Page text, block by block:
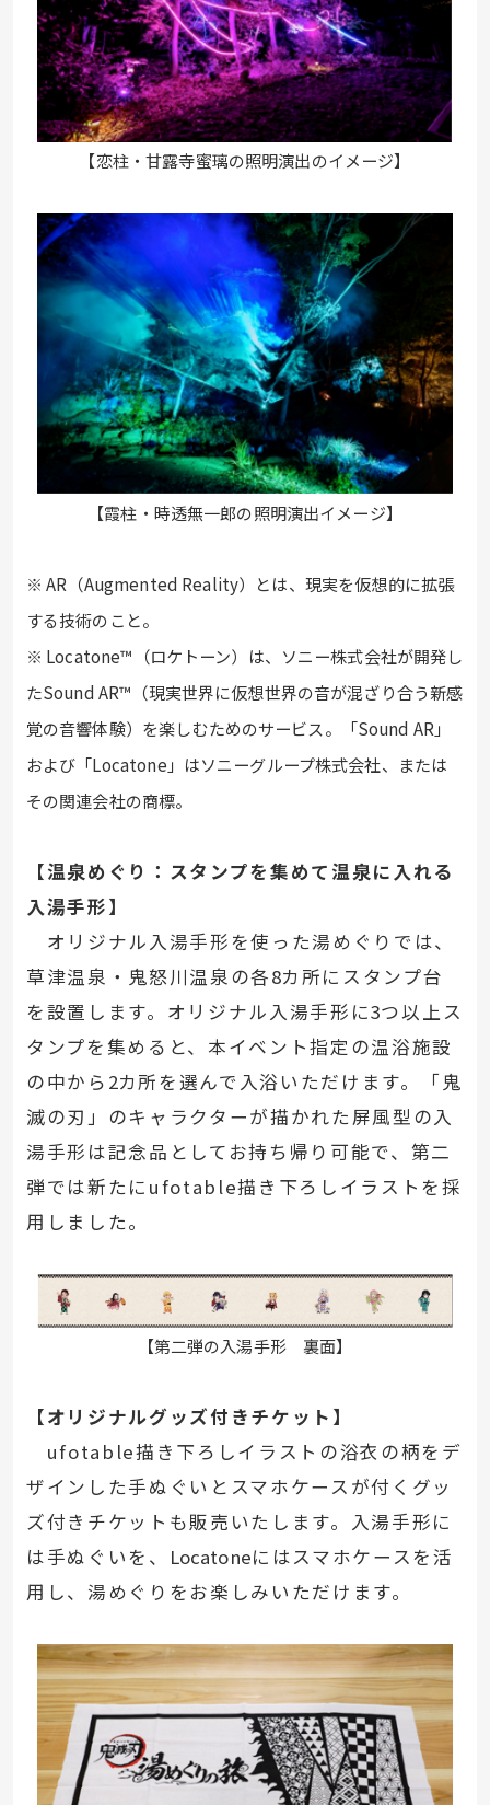
【恋柱・甘露寺蜜璃の照明演出のイメージ】
【霞柱・時透無一郎の照明演出イメージ】
※ AR（Augmented Reality）とは、現実を仮想的に拡張
する技術のこと。
※ Locatone™（ロケトーン）は、ソニー株式会社が開発し
たSound AR™（現実世界に仮想世界の音が混ざり合う新感
覚の音響体験）を楽しむためのサービス。「Sound AR」
および「Locatone」はソニーグループ株式会社、または
その関連会社の商標。
【温泉めぐり：スタンプを集めて温泉に入れる
入湯手形】
オリジナル入湯手形を使った湯めぐりでは、
草津温泉・鬼怒川温泉の各8カ所にスタンプ台
を設置します。オリジナル入湯手形に3つ以上ス
タンプを集めると、本イベント指定の温浴施設
の中から 2カ所を選んで入浴いただけます。「鬼
滅の刃」のキャラクターが描かれた屏風型の入
湯手形は記念品としてお持ち帰り可能で、第二
弾では新たにufotable描き下ろしイラストを採
用しました。
【第二弾の入湯手形 裏面】
【オリジナルグッズ付きチケット】
ufotable描き下ろしイラストの浴衣の柄をデ
ザインした手ぬぐいとスマホケースが付くグッ
ズ付きチケットも販売いたします。入湯手形に
は手ぬぐいを、
Locatoneにはスマホケースを活
用し、湯めぐりをお楽しみいただけます。